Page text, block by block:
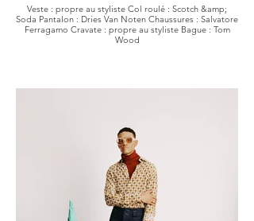
Veste : propre au styliste Col roulé : Scotch &amp;
Soda Pantalon : Dries Van Noten Chaussures : Salvatore
Ferragamo Cravate : propre au styliste Bague : Tom
Wood